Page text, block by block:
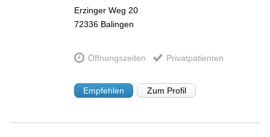
Erzinger Weg 20
72336 Balingen
Öffnungszeiten Privatpatienten
Empfehlen Zum Profil